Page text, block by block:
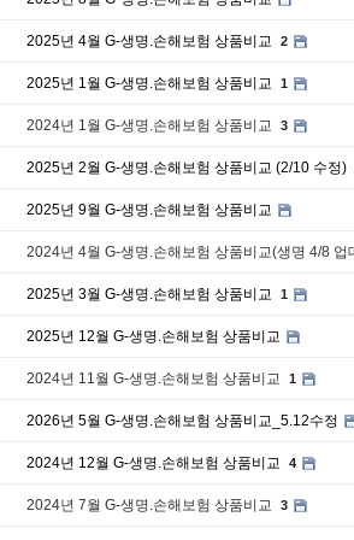
2025년 4월 G-생명.손해보험 상품비교 2
2025년 1월 G-생명.손해보험 상품비교 1
2024년 1월 G-생명.손해보험 상품비교 3
2025년 2월 G-생명.손해보험 상품비교 (2/10 수정)
2025년 9월 G-생명.손해보험 상품비교
2024년 4월 G-생명.손해보험 상품비교(생명 4/8 업
2025년 3월 G-생명.손해보험 상품비교 1
2025년 12월 G-생명.손해보험 상품비교
2024년 11월 G-생명.손해보험 상품비교 1
2026년 5월 G-생명.손해보험 상품비교_5.12수정
2024년 12월 G-생명.손해보험 상품비교 4
2024년 7월 G-생명.손해보험 상품비교 3